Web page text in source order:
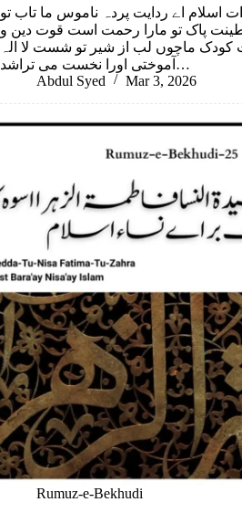
اسلام اے ردایت پردہ ناموس ما تاب تو
پاک تو مارا رحمت است قوت دین و
ماچوں لب از شیر تو شست لا الہ
آموختی اورا نخست می تراشد…
Abdul Syed
Mar 3, 2026
Rumuz-e-Bekhudi